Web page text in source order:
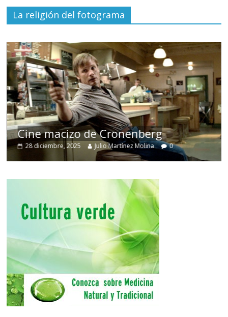
La religión del fotograma
Cine macizo de Cronenberg
28 diciembre, 2025 Julio Martínez Molina 0